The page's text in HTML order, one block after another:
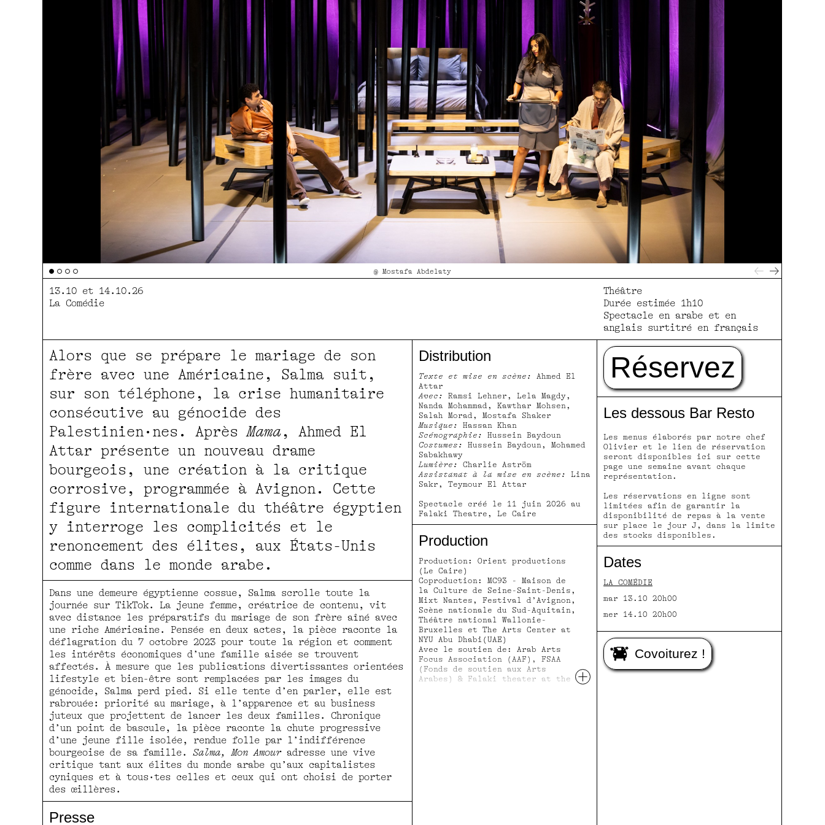
@ Mostafa Abdelaty
13.10 et 14.10.26
La Comédie
Théâtre
Durée estimée 1h10
Spectacle en arabe et en
anglais surtitré en français
Alors que se prépare le mariage de son
frère avec une Américaine, Salma suit,
sur son téléphone, la crise humanitaire
consécutive au génocide des
Palestinien·nes. AprèsMama, Ahmed El
Attar présente un nouveau drame
bourgeois, une création à la critique
corrosive, programmée à Avignon. Cette
figure internationale du théâtre égyptien
y interroge les complicités et le
renoncement des élites, aux États-Unis
comme dans le monde arabe.
Dans une demeure égyptienne cossue, Salma scrolle toute la
journée sur TikTok. La jeune femme, créatrice de contenu, vit
avec distance les préparatifs du mariage de son frère aîné avec
une riche Américaine. Pensée en deux actes, la pièce raconte la
déflagration du 7 octobre 2023 pour toute la région et comment
les intérêts économiques d’une famille aisée se trouvent
affectés. À mesure que les publications divertissantes orientées
lifestyle et bien-être sont remplacées par les images du
génocide, Salma perd pied. Si elle tente d’en parler, elle est
rabrouée: priorité au mariage, à l’apparence et au business
juteux que projettent de lancer les deux familles. Chronique
d’un point de bascule, la pièce raconte la chute progressive
d’une jeune fille isolée, rendue folle par l’indifférence
bourgeoise de sa famille. Salma, Mon Amour adresse une vive
critique tant aux élites du monde arabe qu’aux capitalistes
cyniques et à tous·tes celles et ceux qui ont choisi de porter
des œillères.
Presse
Distribution
Texte et mise en scène:
Ahmed El
Attar
Avec:
Ramsi Lehner, Lela Magdy,
Nanda Mohammad, Kawthar Mohsen,
Salah Morad, Mostafa Shaker
Musique:
Hassan Khan
Scénographie:
Hussein Baydoun
Costumes:
Hussein Baydoun, Mohamed
Sabakhawy
Lumière:
Charlie Aström
Assistanat à la mise en scène:
Lina
Sakr, Teymour El Attar
Spectacle créé le 11 juin 2026 au
Falaki Theatre, Le Caire
Production
Production: Orient productions
(Le Caire)
Coproduction: MC93 - Maison de
la Culture de Seine-Saint-Denis,
Mixt Nantes, Festival d’Avignon,
Scène nationale du Sud-Aquitain,
Théâtre national Wallonie-
Bruxelles et The Arts Center at
NYU Abu Dhabi(UAE)
Avec le soutien de: Arab Arts
Focus Association (AAF), FSAA
(Fonds de soutien aux Arts
Arabes) & Falaki theater at the
+
Réservez
Les dessous Bar Resto
Les menus élaborés par notre chef
Olivier et le lien de réservation
seront disponibles ici sur cette
page une semaine avant chaque
représentation.
Les réservations en ligne sont
limitées afin de garantir la
disponibilité de repas à la vente
sur place le jour J, dans la limite
des stocks disponibles.
Dates
LA COMÉDIE
mar 13.10 20h00
mer 14.10 20h00
Covoiturez !